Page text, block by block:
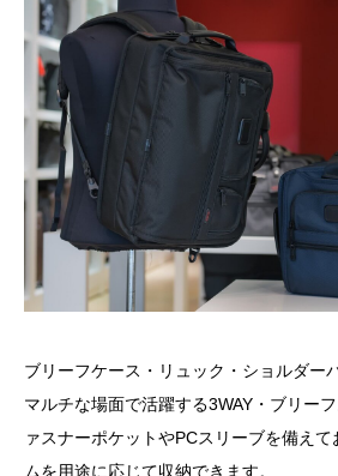
ブリーフケース・リュック・ショルダー
マルチな場面で活躍する3WAY・ブリー
ァスナーポケットやPCスリーブを備え
ムを用途に応じて収納できます。